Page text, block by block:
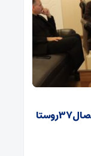
توسعه زیرساخت‌های ارتباطی میامی با اتصال ۳۷ روستا